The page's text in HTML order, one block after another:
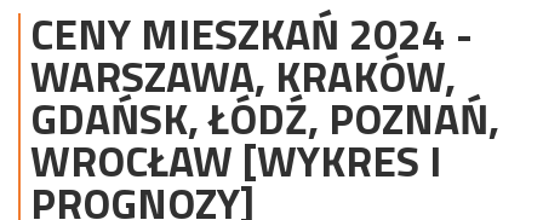
CENY MIESZKAŃ 2024 -
WARSZAWA, KRAKÓW,
GDAŃSK, ŁÓDŹ, POZNAŃ,
WROCŁAW [WYKRES I
PROGNOZY]